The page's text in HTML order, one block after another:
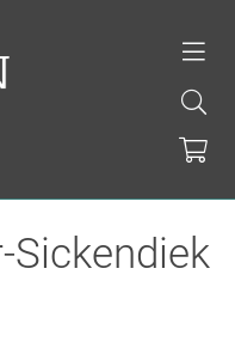
Sickendiek